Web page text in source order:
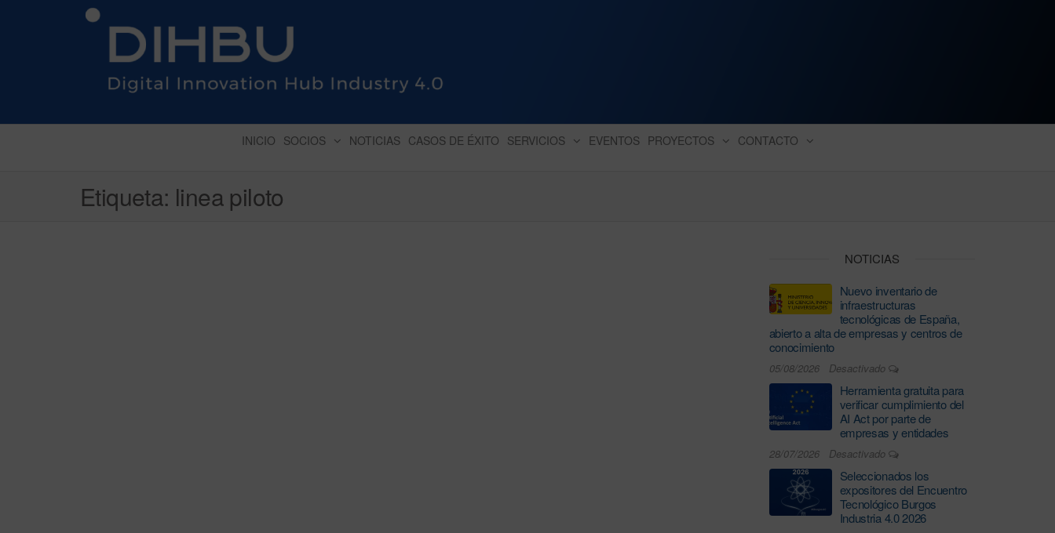
DIGITAL INNOVATION HUB INDUSTRY 4.0
INICIO SOCIOS NOTICIAS CASOS DE ÉXITO SERVICIOS EVENTOS PROYECTOS CONTACTO
Etiqueta: linea piloto
NOTICIAS
Nuevo inventario de
infraestructuras
tecnológicas de España,
abierto a alta de empresas y centros de
conocimiento
05/08/2026 Desactivado
Herramienta gratuita para
verificar cumplimiento del
AI Act por parte de
empresas y entidades
28/07/2026 Desactivado
Seleccionados los
expositores del Encuentro
Tecnológico Burgos
Industria 4.0 2026